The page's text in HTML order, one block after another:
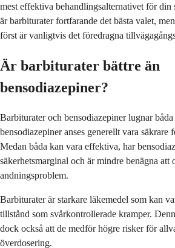
mest effektiva behandlingsalternativet för
är barbiturater fortfarande det bästa valet,
först är vanligtvis det föredragna
Är barbiturater bättre än
bensodiazepiner?
Barbiturater och bensodiazepiner lugnar
bensodiazepiner anses generellt vara säkrare
Medan båda kan vara effektiva, har
säkerhetsmarginal och är mindre benägna att
andningsproblem.
Barbiturater är starkare läkemedel som kan
tillstånd som svårkontrollerade kramper.
dock också att de medför högre risker för
överdosering.